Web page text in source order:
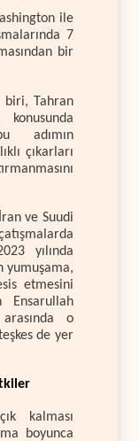
ile
7
bir
biri, Tahran
adımın
çıkarları
ve Suudi
yılında
yumuşama,
etmesini
Ensarullah
o
de yer
kalması
boyunca